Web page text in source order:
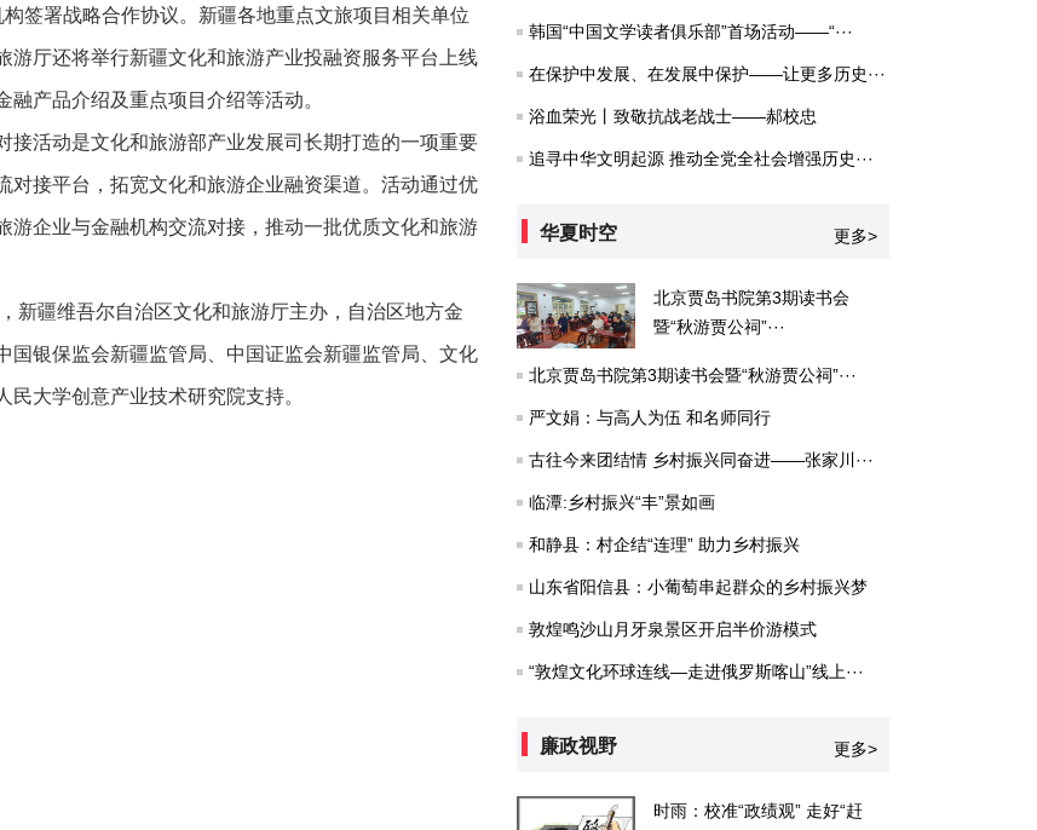
签署战略合作协议。新疆各地重点文旅项目相关单位
厅还将举行新疆文化和旅游产业投融资服务平台上线
产品介绍及重点项目介绍等活动。
活动是文化和旅游部产业发展司长期打造的一项重要
接平台，拓宽文化和旅游企业融资渠道。活动通过优
游企业与金融机构交流对接，推动一批优质文化和旅游
疆维吾尔自治区文化和旅游厅主办，自治区地方金
银保监会新疆监管局、中国证监会新疆监管局、文化
大学创意产业技术研究院支持。
韩国“中国文学读者俱乐部”首场活动——“···
在保护中发展、在发展中保护——让更多历史···
浴血荣光丨致敬抗战老战士——郝校忠
追寻中华文明起源 推动全党全社会增强历史···
华夏时空 更多>
北京贾岛书院第3期读书会
暨“秋游贾公祠”···
北京贾岛书院第3期读书会暨“秋游贾公祠”···
严文娟：与高人为伍 和名师同行
古往今来团结情 乡村振兴同奋进——张家川···
临潭:乡村振兴“丰”景如画
和静县：村企结“连理” 助力乡村振兴
山东省阳信县：小葡萄串起群众的乡村振兴梦
敦煌鸣沙山月牙泉景区开启半价游模式
“敦煌文化环球连线—走进俄罗斯喀山”线上···
廉政视野 更多>
时雨：校准“政绩观” 走好“赶